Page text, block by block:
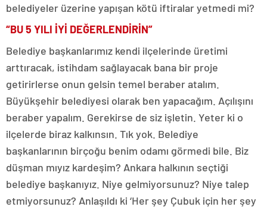
belediyeler üzerine yapışan kötü iftiralar yetmedi mi?
“BU 5 YILI İYİ DEĞERLENDİRİN”
Belediye başkanlarımız kendi ilçelerinde üretimi
arttıracak, istihdam sağlayacak bana bir proje
getirirlerse onun gelsin temel beraber atalım.
Büyükşehir belediyesi olarak ben yapacağım. Açılışını
beraber yapalım. Gerekirse de siz işletin. Yeter ki o
ilçelerde biraz kalkınsın. Tık yok. Belediye
başkanlarının birçoğu benim odamı görmedi bile. Biz
düşman mıyız kardeşim? Ankara halkının seçtiği
belediye başkanıyız. Niye gelmiyorsunuz? Niye talep
etmiyorsunuz? Anlaşıldı ki ‘Her şey Çubuk için her şey